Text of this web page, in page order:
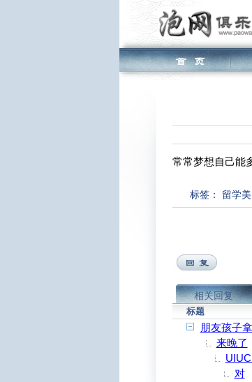
常常梦想自己能
标签： 留学
相关回复
标题
朋友孩子
来晚了
对